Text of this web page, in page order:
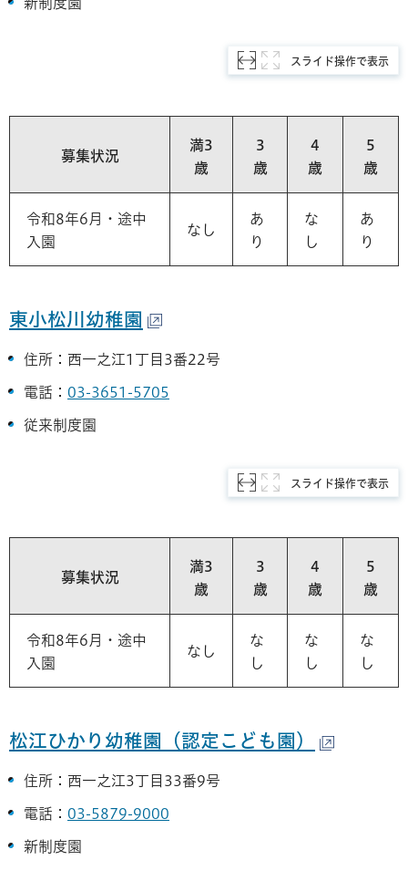
スライド操作で表示
募集状況
満3
歳
3
歳
4
歳
5
歳
令和8年6月・途中
入園
なし
あ
り
な
し
あ
り
東小松川幼稚園
住所：西一之江1丁目3番22号
電話： 03-3651-5705
従来制度園
スライド操作で表示
募集状況
満3
歳
3
歳
4
歳
5
歳
令和8年6月・途中
入園
なし
な
し
な
し
な
し
松江ひかり幼稚園（認定こども園）
住所：西一之江3丁目33番9号
電話： 03-5879-9000
新制度園